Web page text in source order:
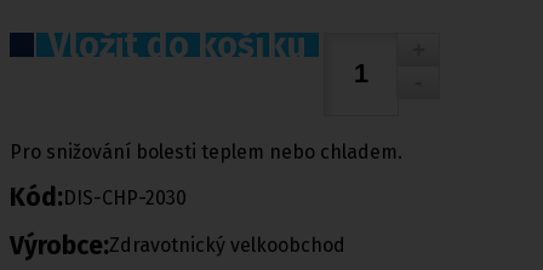
Vložit do košíku
Pro snižování bolesti teplem nebo chladem.
Kód:DIS-CHP-2030
Výrobce:Zdravotnický velkoobchod